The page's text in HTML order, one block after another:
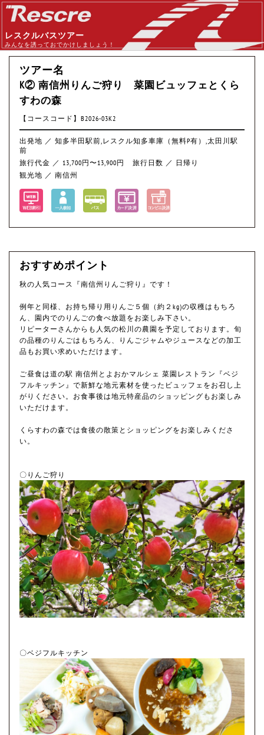
レスクルバスツアー
みんなを誘っておでかけしましょう！
ツアー名
K② 南信州りんご狩り 菜園ビュッフェとくら
すわの森
【コースコード】B2026-03K2
出発地 ／ 知多半田駅前,レスクル知多車庫（無料P有）,太田川駅
前
旅行代金 ／ 13,700円〜13,900円
旅行日数 ／ 日帰り
観光地 ／ 南信州
おすすめポイント
秋の人気コース『南信州りんご狩り』です！
例年と同様、お持ち帰り用りんご５個（約２kg)の収穫はもちろ
ん、園内でのりんごの食べ放題をお楽しみ下さい。
リピーターさんからも人気の松川の農園を予定しております。旬
の品種のりんごはもちろん、りんごジャムやジュースなどの加工
品もお買い求めいただけます。
ご昼食は道の駅 南信州とよおかマルシェ 菜園レストラン『ベジ
フルキッチン』で新鮮な地元素材を使ったビュッフェをお召し上
がりください。お食事後は地元特産品のショッピングもお楽しみ
いただけます。
くらすわの森では食後の散策とショッピングをお楽しみくださ
い。
〇りんご狩り
〇ベジフルキッチン